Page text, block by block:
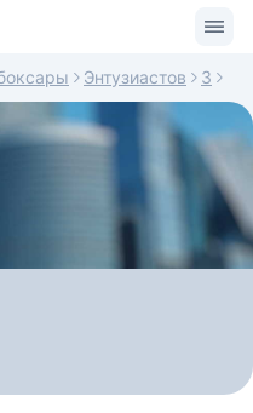
Энтузиастов 3